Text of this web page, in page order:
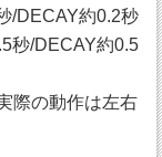
/DECAY約0.2秒
秒/DECAY約0.5
際の動作は左右